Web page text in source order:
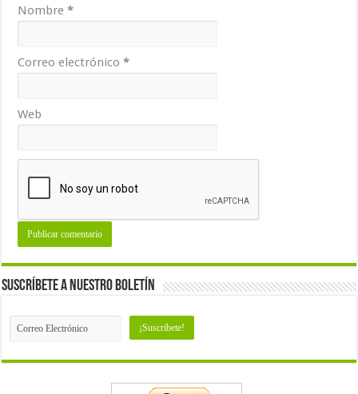
Nombre*
Correo electrónico*
Web
Suscríbete a nuestro Boletín